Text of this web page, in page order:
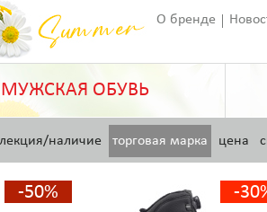
О бренде
МУЖСКАЯ ОБУВЬ
наличие торговая марка цена
-50% -